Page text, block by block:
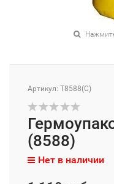
Артикул: Т8588(C)
(8588)
Нет в наличии